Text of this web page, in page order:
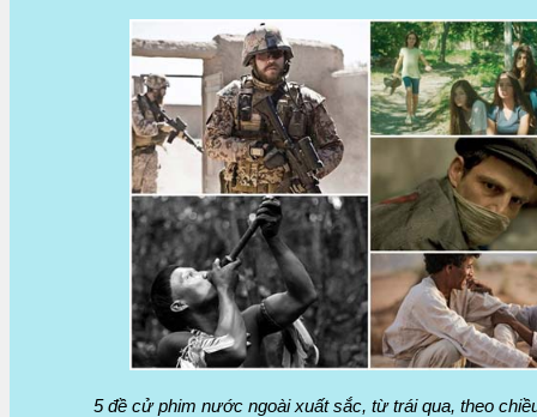
5 đề cử phim nước ngoài xuất sắc, từ trái qua, theo